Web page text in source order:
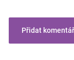
Přidat komentář